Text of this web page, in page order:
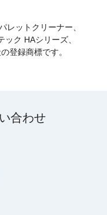
レットクリーナー、
ク HAシリーズ、
登録商標です。
合わせ